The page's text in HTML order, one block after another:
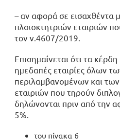
– αν αφορά σε εισαχθέντα
πλοιοκτητριών εταιριών
τον ν.4607/2019.
Επισημαίνεται ότι τα
ημεδαπές εταιρίες όλων
περιλαμβανομένων και
εταιριών που τηρούν
δηλώνονται πριν από την
5%.
του πίνακα 6